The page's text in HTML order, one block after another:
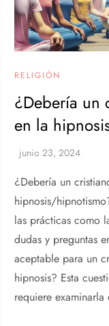
RELIGIÓN
¿Debería un
en la
¿Debería un
hipnosis/
las prácticas como
dudas y preguntas
aceptable para un
hipnosis? Esta
requiere